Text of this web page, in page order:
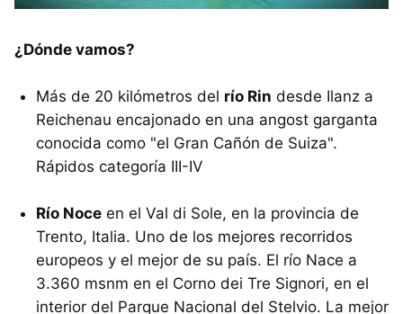
¿Dónde vamos?
Más de 20 kilómetros del río Rin desde Ilanz a
Reichenau encajonado en una angost garganta
conocida como "el Gran Cañón de Suiza".
Rápidos categoría III-IV
Río Noce en el Val di Sole, en la provincia de
Trento, Italia. Uno de los mejores recorridos
europeos y el mejor de su país. El río Nace a
3.360 msnm en el Corno dei Tre Signori, en el
interior del Parque Nacional del Stelvio. La mejor